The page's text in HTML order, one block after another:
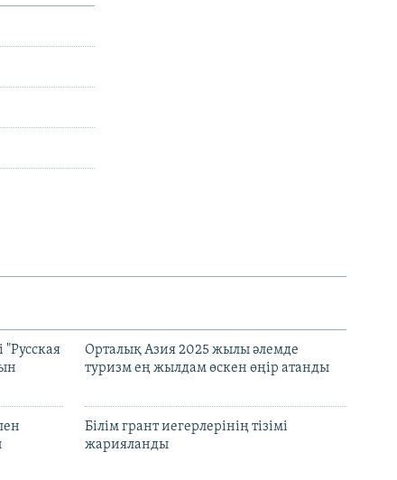
"Русская
Орталық Азия 2025 жылы әлемде
туризм ең жылдам өскен өңір атанды
Білім грант иегерлерінің тізімі
жарияланды